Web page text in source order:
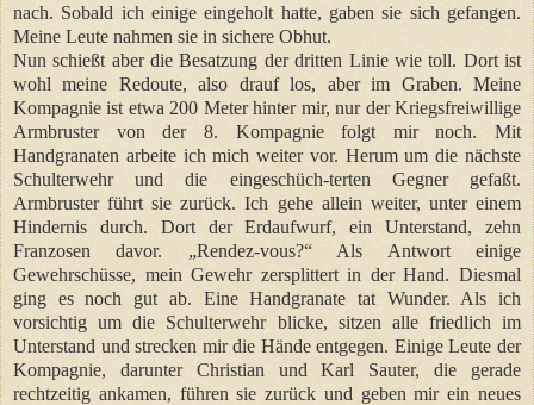
nach. Sobald ich einige eingeholt hatte, gaben sie sich gefangen.
Meine Leute nahmen sie in sichere Obhut.
Nun schießt aber die Besatzung der dritten Linie wie toll. Dort ist
wohl meine Redoute, also drauf los, aber im Graben. Meine
Kompagnie ist etwa 200 Meter hinter mir, nur der Kriegsfreiwillige
Armbruster von der 8. Kompagnie folgt mir noch. Mit
Handgranaten arbeite ich mich weiter vor. Herum um die nächste
Schulterwehr und die eingeschüch-terten Gegner gefaßt.
Armbruster führt sie zurück. Ich gehe allein weiter, unter einem
Hindernis durch. Dort der Erdaufwurf, ein Unterstand, zehn
Franzosen davor. „Rendez-vous?“ Als Antwort einige
Gewehrschüsse, mein Gewehr zersplittert in der Hand. Diesmal
ging es noch gut ab. Eine Handgranate tat Wunder. Als ich
vorsichtig um die Schulterwehr blicke, sitzen alle friedlich im
Unterstand und strecken mir die Hände entgegen. Einige Leute der
Kompagnie, darunter Christian und Karl Sauter, die gerade
rechtzeitig ankamen, führen sie zurück und geben mir ein neues